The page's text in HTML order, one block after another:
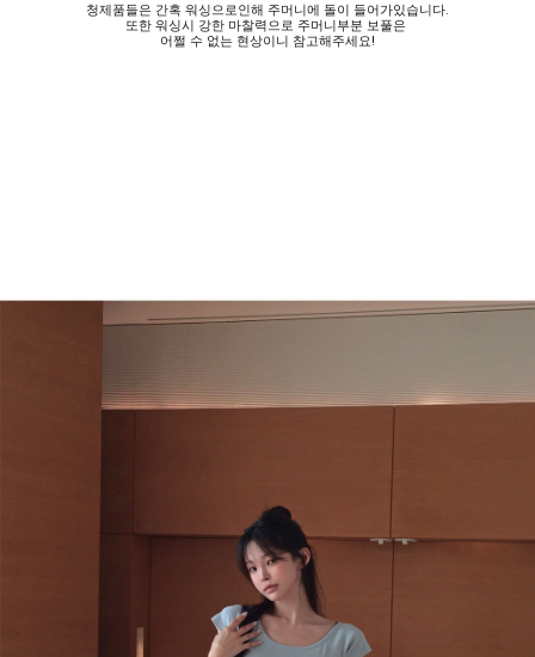
청제품들은 간혹 워싱으로인해 주머니에 돌이 들어가있습니다.
또한 워싱시 강한 마찰력으로 주머니부분 보풀은
어쩔 수 없는 현상이니 참고해주세요!